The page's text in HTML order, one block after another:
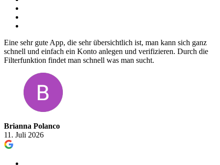
Eine sehr gute App, die sehr übersichtlich ist, man kann sich ganz
schnell und einfach ein Konto anlegen und verifizieren. Durch die
Filterfunktion findet man schnell was man sucht.
Brianna Polanco
11. Juli 2026